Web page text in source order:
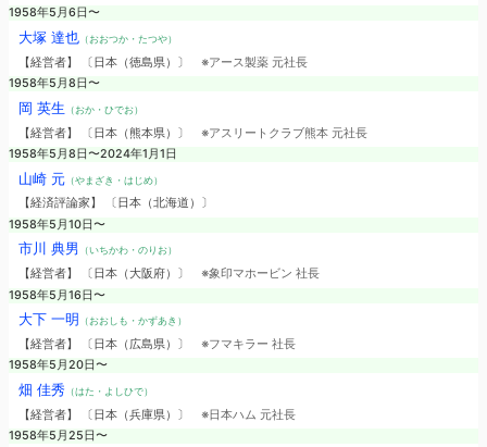
1958年5月6日〜
大塚 達也（おおつか・たつや）
【経営者】 〔日本（徳島県）〕 ※アース製薬 元社長
1958年5月8日〜
岡 英生 （おか・ひでお）
【経営者】 〔日本（熊本県）〕 ※アスリートクラブ熊本 元社長
1958年5月8日〜2024年1月1日
山崎 元（やまざき・はじめ）
【経済評論家】 〔日本（北海道）〕
1958年5月10日〜
市川 典男 （いちかわ・のりお）
【経営者】 〔日本（大阪府）〕 ※象印マホービン 社長
1958年5月16日〜
大下 一明 （おおしも・かずあき）
【経営者】 〔日本（広島県）〕 ※フマキラー 社長
1958年5月20日〜
畑 佳秀 （はた・よしひで）
【経営者】 〔日本（兵庫県）〕 ※日本ハム 元社長
1958年5月25日〜